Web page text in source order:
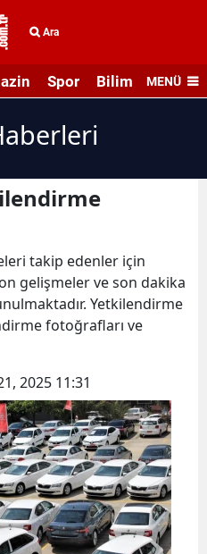
Ara
Spor Bilim veMENÜ
takip edenler için
gelişmeler ve son dakika
Yetkilendirme
fotoğrafları ve
2025 11:31